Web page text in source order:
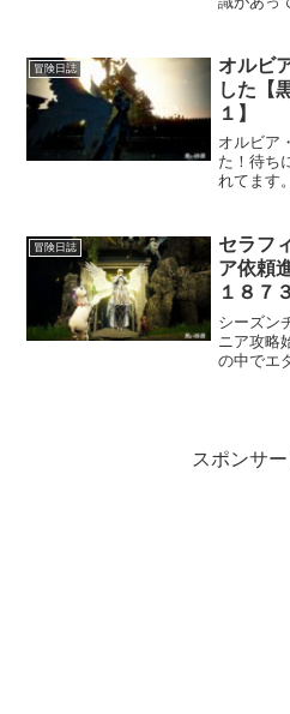
てました
解しま
た。なの
行きます
冒険日誌
オルビ
した【
１】
オルビア
た！待ち
れてます
い。さて
たとこ
とか気に
た。
冒険日誌
セラフ
ア依頼
１８７
シーズン
ニア攻略
の中でエ
と取れな
のよう
スポンサ